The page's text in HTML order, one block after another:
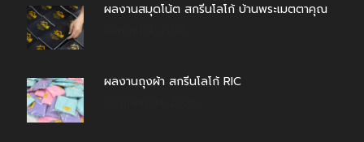
ผลงานสมุดโน้ต สกรีนโลโก้ บ้านพระเมตตาคุณ
ผลงานถุงผ้า สกรีนโลโก้ RIC